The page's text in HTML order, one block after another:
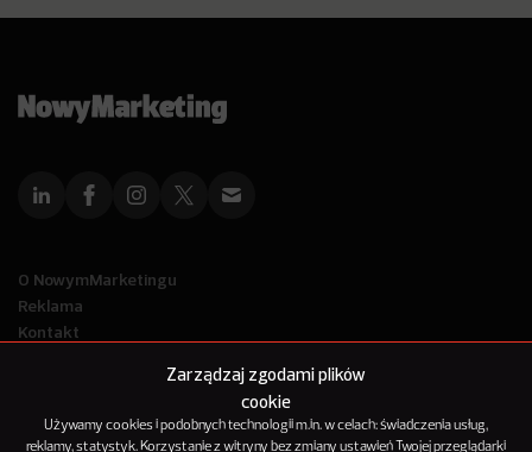
Zarządzaj zgodami plików
cookie
Używamy cookies i podobnych technologii m.in. w celach: świadczenia usług,
reklamy, statystyk. Korzystanie z witryny bez zmiany ustawień Twojej przeglądarki
O NowymMarketingu
Reklama
Kontakt